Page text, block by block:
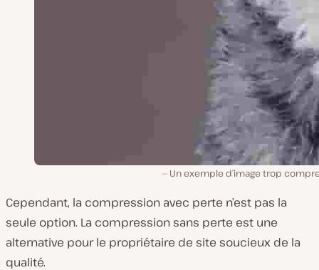
Un exemple d’image trop
Cependant, la compression avec perte n’est pas la
seule option. La compression sans perte est une
alternative pour le propriétaire de site soucieux de la
qualité.